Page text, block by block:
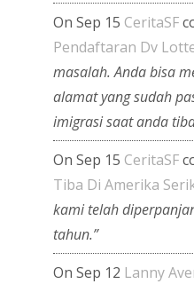
On Sep 15 CeritaSF
Pendaftaran Dv
masalah. Anda bisa
alamat yang sudah
imigrasi saat anda
On Sep 15 CeritaSF
Tiba Di Amerika
kami telah
tahun.”
On Sep 12 Lanny